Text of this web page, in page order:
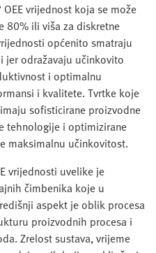
vrijednost koja se može
80% ili viša za diskretne
općenito smatraju
odražavaju učinkovito
i optimalnu
i kvalitete. Tvrtke koje
sofisticirane proizvodne
tehnologije i optimizirane
maksimalnu učinkovitost.
vrijednosti uvelike je
čimbenika koje u
aspekt je oblik procesa
proizvodnih procesa i
Zrelost sustava, vrijeme